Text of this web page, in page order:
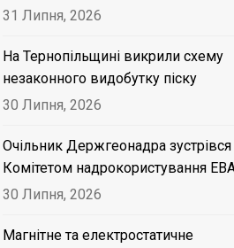
31 Липня, 2026
На Тернопільщині викрили схему
незаконного видобутку піску
30 Липня, 2026
Очільник Держгеонадра зустрівся
Комітетом надрокористування
30 Липня, 2026
Магнітне та електростатичне